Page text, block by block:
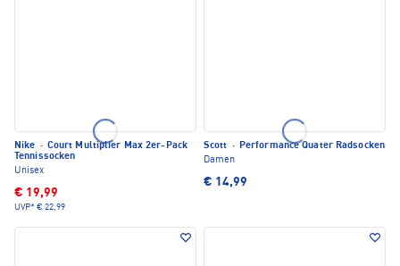
Nike · Court Multiplier Max 2er-Pack
Tennissocken
Unisex
€ 19,99
UVP* € 22,99
Scott · Performance Quater Radsocken
Damen
€ 14,99